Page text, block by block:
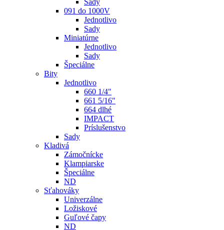
Sady
091 do 1000V
Jednotlivo
Sady
Miniatúrne
Jednotlivo
Sady
Špeciálne
Bity
Jednotlivo
660 1/4"
661 5/16"
664 dlhé
IMPACT
Príslušenstvo
Sady
Kladivá
Zámočnícke
Klampiarske
Špeciálne
ND
Sťahováky
Univerzálne
Ložiskové
Guľové čapy
ND